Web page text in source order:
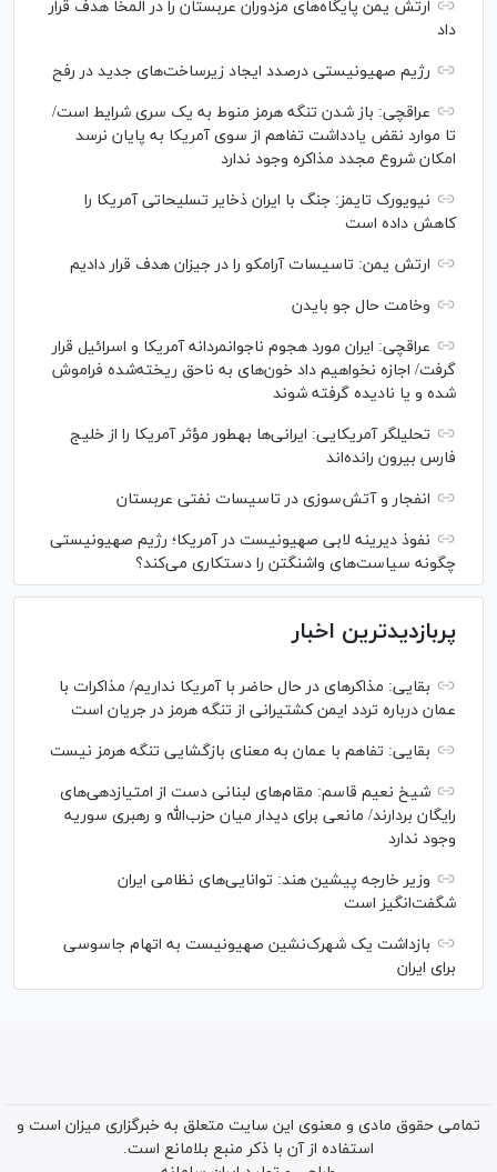
ارتش یمن پایگاه‌های مزدوران عربستان را در المخا هدف قرار
داد
رژیم صهیونیستی درصدد ایجاد زیرساخت‌های جدید در رفح
عراقچی: باز شدن تنگه هرمز منوط به یک سری شرایط است/
تا موارد نقض یادداشت تفاهم از سوی آمریکا به پایان نرسد
امکان شروع مجدد مذاکره وجود ندارد
نیویورک تایمز: جنگ با ایران ذخایر تسلیحاتی آمریکا را
کاهش داده است
ارتش یمن: تاسیسات آرامکو را در جیزان هدف قرار دادیم
وخامت حال جو بایدن
عراقچی: ایران مورد هجوم ناجوانمردانه آمریکا و اسرائیل قرار
گرفت/ اجازه نخواهیم داد خون‌های به ناحق ریخته‌شده فراموش
شده و یا نادیده گرفته شوند
تحلیلگر آمریکایی: ایرانی‌ها به‎طور مؤثر آمریکا را از خلیج
فارس بیرون رانده‌اند
انفجار و آتش‌سوزی در تاسیسات نفتی عربستان
نفوذ دیرینه لابی صهیونیست در آمریکا؛ رژیم صهیونیستی
چگونه سیاست‌های واشنگتن را دستکاری می‌کند؟
پربازدیدترین اخبار
بقایی: مذاکره‎ای در حال حاضر با آمریکا نداریم/ مذاکرات با
عمان درباره تردد ایمن کشتیرانی از تنگه هرمز در جریان است
بقایی: تفاهم با عمان به معنای بازگشایی تنگه هرمز نیست
شیخ نعیم قاسم: مقام‌های لبنانی دست از امتیازدهی‌های
رایگان بردارند/ مانعی برای دیدار میان حزب‌الله و رهبری سوریه
وجود ندارد
وزیر خارجه پیشین هند: توانایی‌های نظامی ایران
شگفت‌انگیز است
بازداشت یک شهرک‌نشین صهیونیست به اتهام جاسوسی
برای ایران
تمامی حقوق مادی و معنوی این سایت متعلق به خبرگزاری میزان است و
استفاده از آن با ذکر منبع بلامانع است.